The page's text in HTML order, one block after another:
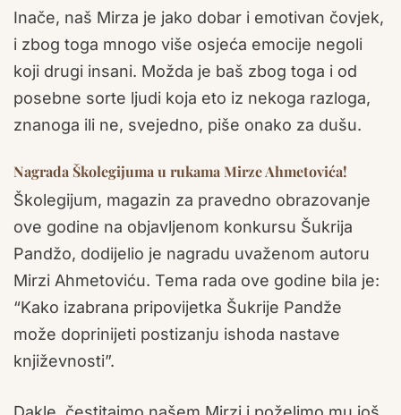
Inače, naš Mirza je jako dobar i emotivan čovjek,
i zbog toga mnogo više osjeća emocije negoli
koji drugi insani. Možda je baš zbog toga i od
posebne sorte ljudi koja eto iz nekoga razloga,
znanoga ili ne, svejedno, piše onako za dušu.
Nagrada Školegijuma u rukama Mirze Ahmetovića!
Školegijum, magazin za pravedno obrazovanje
ove godine na objavljenom konkursu Šukrija
Pandžo, dodijelio je nagradu uvaženom autoru
Mirzi Ahmetoviću. Tema rada ove godine bila je:
“Kako izabrana pripovijetka Šukrije Pandže
može doprinijeti postizanju ishoda nastave
književnosti”.